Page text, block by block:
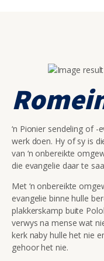
‘n Pionier sendeling of
werk doen. Hy of sy is
van ‘n onbereikte
die evangelie daar te
Met ‘n onbereikte
evangelie binne hulle
plakkerskamp buite
verwys na mense wat
kerk naby hulle het nie
gehoor het nie.